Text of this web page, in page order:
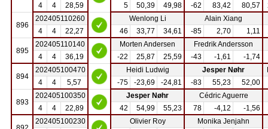
4
4 28,59 5 50,39 49,98 -62 83,42 80,57
896
202405110260 Wenlong Li
Alain Xiang
4
4 22,27 46 33,77 34,61 -85 2,70 1,11
895
202405110140 Morten Andersen
Fredrik Andersson
4
4 36,19 -22 25,87 25,59 -43 -1,61 -1,74
894
202405100470 Heidi Ludwig Jesper Nøhr
4
4 5,57 -75 -23,69 -24,81 -83 55,23 52,00
893
202405100350 Jesper Nøhr
Cédric Aguerre
4
4 22,89 42 54,99 55,23 78 -4,12 -1,56
202405100230 Olivier Roy
Monika Jenjahn